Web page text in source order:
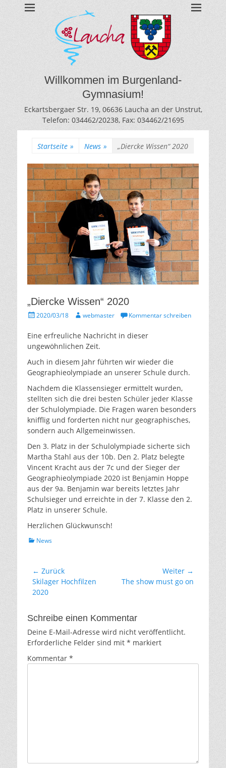
BURGENLAND-
GYMNASIUM
LAUCHA
Gymnasium des Burgenlandkreises / Sachsen-Anhalt
Willkommen im Burgenland-
Gymnasium!
Eckartsbergaer Str. 19, 06636 Laucha an der Unstrut,
Telefon: 034462/20238, Fax: 034462/21695
Startseite » News » „Diercke Wissen“ 2020
„Diercke Wissen“ 2020
Gepostet
2020/03/18 Autorwebmaster Kommentar schreiben
Eine erfreuliche Nachricht in dieser
ungewöhnlichen Zeit.
Auch in diesem Jahr führten wir wieder die
Geographieolympiade an unserer Schule durch.
Nachdem die Klassensieger ermittelt wurden,
stellten sich die drei besten Schüler jeder Klasse
der Schulolympiade. Die Fragen waren besonders
knifflig und forderten nicht nur geographisches,
sondern auch Allgemeinwissen.
Den 3. Platz in der Schulolympiade sicherte sich
Martha Stahl aus der 10b. Den 2. Platz belegte
Vincent Kracht aus der 7c und der Sieger der
Geographieolympiade 2020 ist Benjamin Hoppe
aus der 9a. Benjamin war bereits letztes Jahr
Schulsieger und erreichte in der 7. Klasse den 2.
Platz in unserer Schule.
Herzlichen Glückwunsch!
Kategorien
News
Beitragsnavigation
← Zurück
Vorhergehender
Beitrag:
Skilager Hochfilzen
2020
Weiter →
Nächster
The show must go on
Schreibe einen Kommentar
Deine E-Mail-Adresse wird nicht veröffentlicht.
Erforderliche Felder sind mit * markiert
Kommentar *